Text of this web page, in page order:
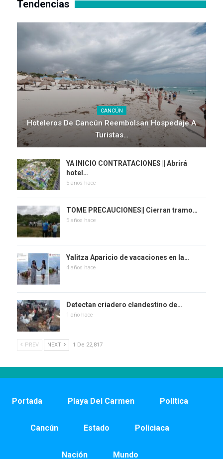
Tendencias
CANCÚN
Hoteleros De Cancún Reembolsan Hospedaje A
Turistas…
YA INICIO CONTRATACIONES || Abrirá
hotel…
5 años hace
TOME PRECAUCIONES|| Cierran tramo…
5 años hace
Yalitza Aparicio de vacaciones en la…
4 años hace
Detectan criadero clandestino de…
1 año hace
PREV NEXT 1 De 22,817
Portada Playa Del Carmen Política
Cancún Estado Policiaca
Nación Mundo